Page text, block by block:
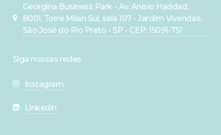
Georgina Business Park - Av. Anísio Haddad,
8001, Torre Milan Sul, sala 107 - Jardim Vivendas,
São José do Rio Preto - SP - CEP: 15091-751
Siga nossas redes
Instagram
Linkedin